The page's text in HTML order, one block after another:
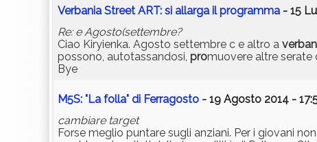
Verbania Street ART: si allarga il programma - 15
Re: e Agosto(settembre?
Ciao Kiryienka. Agosto settembre c e altro a
possono, autotassandosi, promuovere altre serate
Bye
M5S: "La folla" di Ferragosto - 19 Agosto 2014 -
cambiare target
Forse meglio puntare sugli anziani. Per i giovani